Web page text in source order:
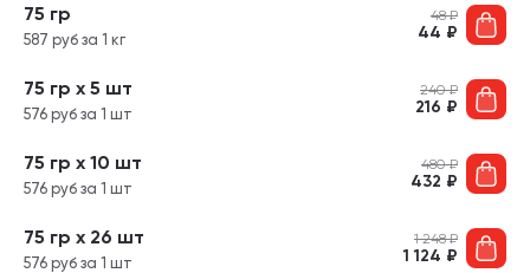
75 гр
587 руб за 1 кг
48₽
44 ₽
75 гр х 5 шт
576 руб за 1 шт
240₽
216 ₽
75 гр х 10 шт
576 руб за 1 шт
480₽
432 ₽
75 гр х 26 шт
576 руб за 1 шт
1 248₽
1 124 ₽